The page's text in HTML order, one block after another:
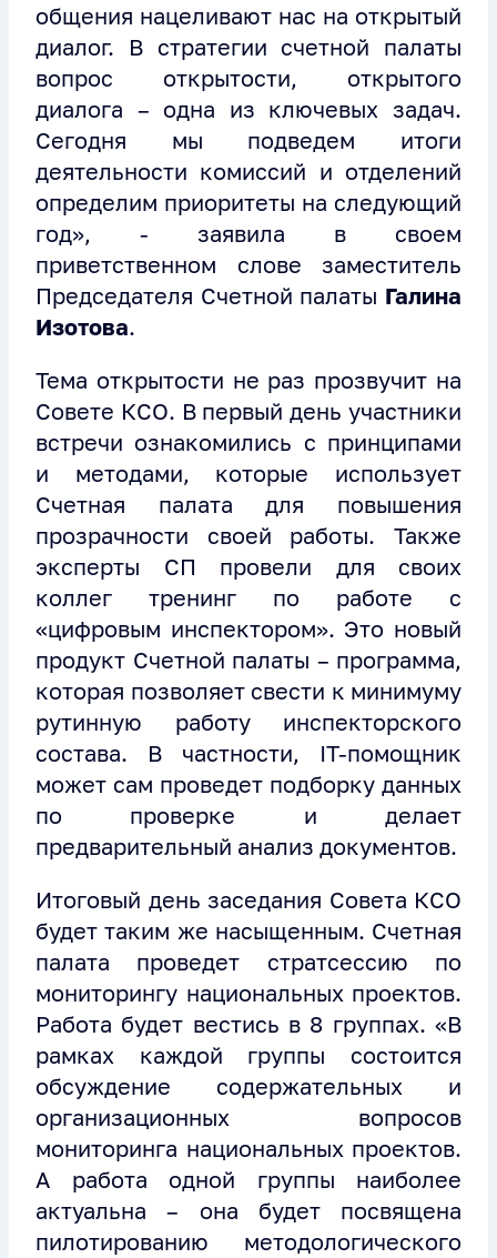
общения нацеливают нас на открытый
диалог. В стратегии счетной палаты
вопрос открытости, открытого
диалога – одна из ключевых задач.
Сегодня мы подведем итоги
деятельности комиссий и отделений
определим приоритеты на следующий
год», - заявила в своем
приветственном слове заместитель
Председателя Счетной палаты Галина
Изотова.
Тема открытости не раз прозвучит на
Совете КСО. В первый день участники
встречи ознакомились с принципами
и методами, которые использует
Счетная палата для повышения
прозрачности своей работы. Также
эксперты СП провели для своих
коллег тренинг по работе с
«цифровым инспектором». Это новый
продукт Счетной палаты – программа,
которая позволяет свести к минимуму
рутинную работу инспекторского
состава. В частности, IT-помощник
может сам проведет подборку данных
по проверке и делает
предварительный анализ документов.
Итоговый день заседания Совета КСО
будет таким же насыщенным. Счетная
палата проведет стратсессию по
мониторингу национальных проектов.
Работа будет вестись в 8 группах. «В
рамках каждой группы состоится
обсуждение содержательных и
организационных вопросов
мониторинга национальных проектов.
А работа одной группы наиболее
актуальна – она будет посвящена
пилотированию методологического